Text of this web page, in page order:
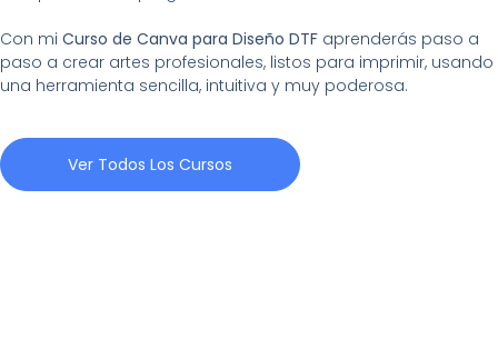
Con mi Curso de Canva para Diseño DTF aprenderás paso a
paso a crear artes profesionales, listos para imprimir, usando
una herramienta sencilla, intuitiva y muy poderosa.
Ver Todos Los Cursos